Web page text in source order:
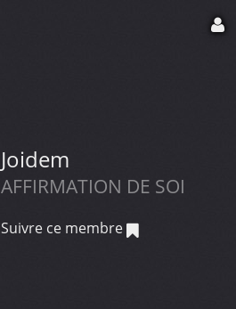
Joidem
AFFIRMATION DE SOI
Suivre ce membre